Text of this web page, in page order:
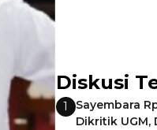
Diskusi
1
Sayembara
Dikritik UGM,